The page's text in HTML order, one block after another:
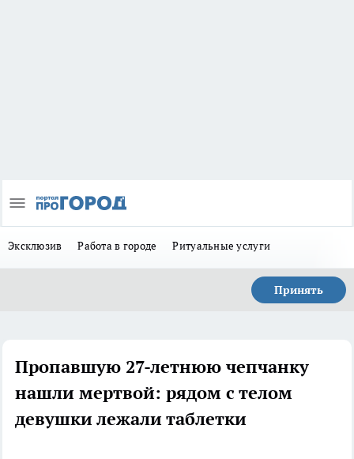
Эксклюзив Работа в городе Ритуальные услуги
Принять
Пропавшую 27-летнюю чепчанку
нашли мертвой: рядом с телом
девушки лежали таблетки